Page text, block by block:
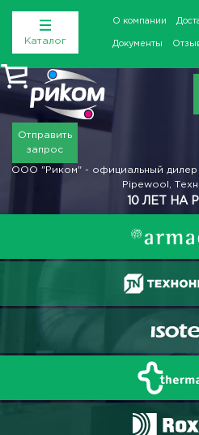
Каталог
О компании
Документы
Отправить
запрос
ООО "Риком" - официальный дилер
Pipewool,
10 ЛЕТ НА